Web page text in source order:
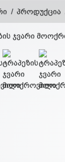
პროდუქცია